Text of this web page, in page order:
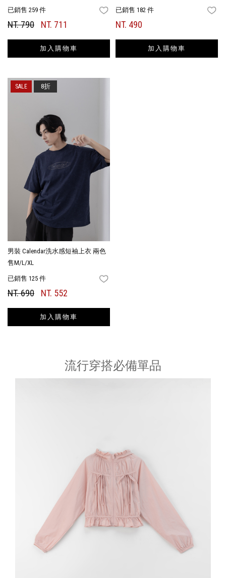
已銷售 259 件 FAVORITES
NT. 790 NT. 711
加入購物車
已銷售 182 件
NT. 490
加入購物車
男裝 Calendar洗水感短袖上衣 兩色
售M/L/XL
已銷售 125 件
NT. 690 NT. 552
加入購物車
8折
流行穿搭必備單品